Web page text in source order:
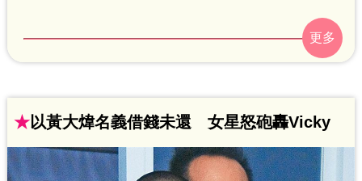
後便返台就醫，未料一住就是半年。他在
當地是否持續服藥及接受治療？目前則是
★以黃大煒名義借錢未還 女星怒砲轟Vicky